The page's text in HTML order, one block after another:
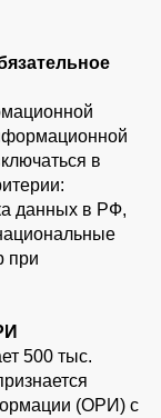
в
данных в РФ,
при
500 тыс.
(ОРИ) с